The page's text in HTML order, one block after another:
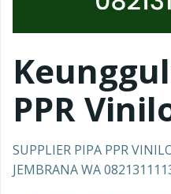
PPR
SUPPLIER PIPA PPR
JEMBRANA WA